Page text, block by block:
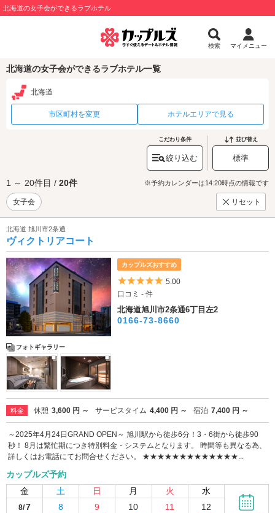
北海道の女子会ができるラブホテル
検索 マイメニュー
北海道の女子会ができるラブホテル一覧
北海道
市区町村を変更 ホテルエリアで見る
こだわり条件
絞り込む
並び替え
標準
1 ～ 20件目 / 20件 ※予約カレンダーは14:20時点の情報です
女子会 リセット
北海道 旭川市2条通
ヴィクトリアコート
フォトギャラリー
カップルズおすすめ
5つ星のうち5
5.00
口コミ - 件
北海道旭川市2条通6丁目左2
0166-73-8660
料金 休憩 3,600 円 ～ サービスタイム 4,400 円 ～ 宿泊 7,400 円 ～
～2025年4月24日GRAND OPEN～ 旭川駅から徒歩6分！3・6街から徒歩90
秒！ 8月は繁忙期につき特別料金・システムとなります。 時間等も異なる為、
詳しくはお電話にてお問合せください。 ★★★★★★★★★★★★★...
カップルズ予約
金
土 日 月 火 水
8/7 8 9 10 11 12